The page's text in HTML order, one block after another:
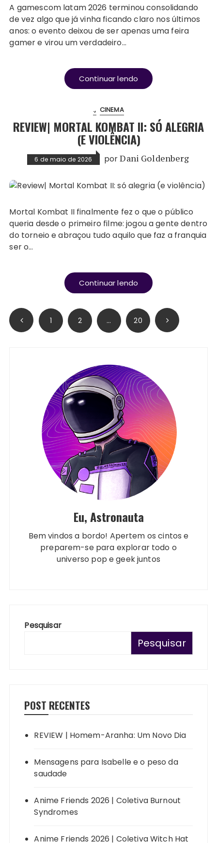
A gamescom latam 2026 terminou consolidando
de vez algo que já vinha ficando claro nos últimos
anos: o evento deixou de ser apenas uma feira
gamer e virou um verdadeiro…
Continuar lendo
. CINEMA
REVIEW| MORTAL KOMBAT II: SÓ ALEGRIA
(E VIOLÊNCIA)
6 de maio de 2026 porDani Goldenberg
Mortal Kombat II finalmente fez o que o público
queria desde o primeiro filme: jogou a gente dentro
do torneio e abraçou tudo aquilo que faz a franquia
ser o…
Continuar lendo
Paginação
de 1 2 … 20
Eu, Astronauta
Bem vindos a bordo! Apertem os cintos e
preparem-se para explorar todo o
universo pop e geek juntos
Pesquisar
Pesquisar
POST RECENTES
REVIEW | Homem-Aranha: Um Novo Dia
Mensagens para Isabelle e o peso da
saudade
Anime Friends 2026 | Coletiva Burnout
Syndromes
Anime Friends 2026 | Coletiva Witch Hat